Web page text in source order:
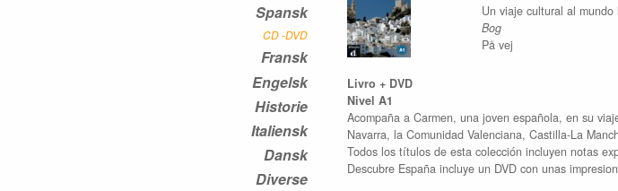
Spansk
CD -DVD
Fransk
Engelsk
Historie
Italiensk
Dansk
Diverse
Un viaje cultural al mundo
Bog
På vej
Livro + DVD
Nivel A1
Acompaña a Carmen, una joven española, en su
Navarra, la Comunidad Valenciana, Castilla-La
Todos los títulos de esta colección incluyen notas
Descubre España incluye un DVD con unas